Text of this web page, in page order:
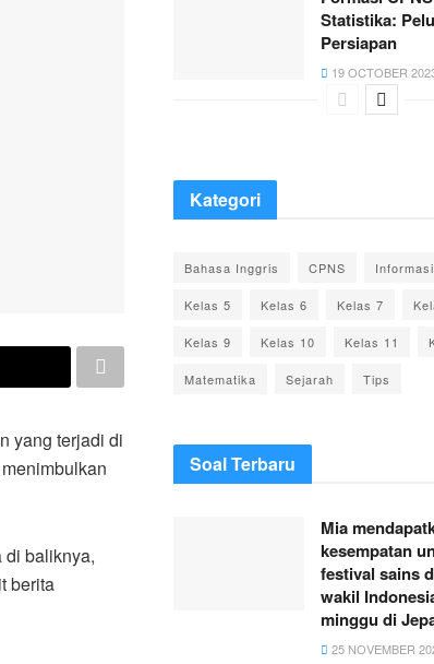
yang terjadi di
di baliknya,
berita
Statistika:
Persiapan
19 OCTOBER
Kategori
Bahasa Inggris CPNS Informasi
Kelas 5 Kelas 6 Kelas 7
Kelas 9 Kelas 10 Kelas 11
Matematika Sejarah Tips
Soal Terbaru
Mia
kesempatan
festival sains
wakil
minggu di
25 NOVEMBER